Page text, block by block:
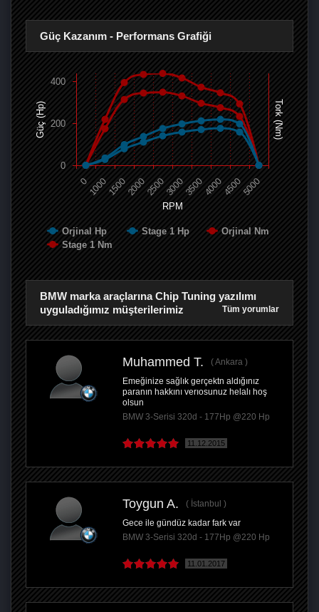
Güç Kazanım - Performans Grafiği
RPM
Güç (Hp) Tork (Nm)
Orjinal Hp Stage 1 Hp
Orjinal Nm
Stage 1 Nm
0 100015002000250030003500400045005000
0
200
400
BMW marka araçlarına Chip Tuning yazılımı
uyguladığımız müşterilerimiz
Tüm yorumlar
Muhammed T.
Ankara
Emeğinize sağlık gerçektn aldığınız
paranın hakkını verıosunuz helalı hoş
olsun
BMW 3-Serisi 320d - 177Hp @220 Hp
11.12.2015
Toygun A.
İstanbul
Gece ile gündüz kadar fark var
BMW 3-Serisi 320d - 177Hp @220 Hp
11.01.2017